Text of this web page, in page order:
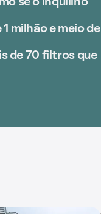
se o inquilino
milhão e meio de
de 70 filtros que